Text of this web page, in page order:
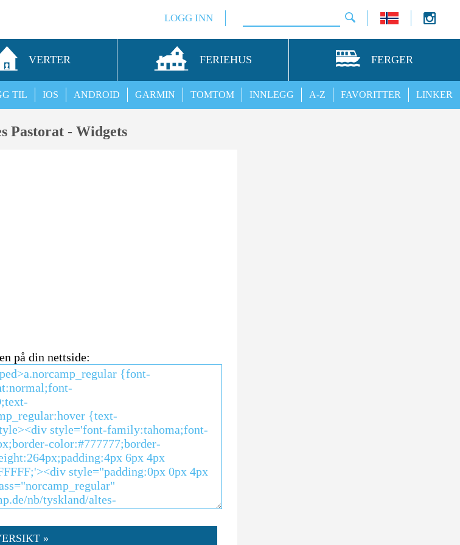
LOGG INN
VERTER FERIEHUS FERGER
LINKER
FAVORITTER
A-Z
INNLEGG
TOMTOM
GARMIN
ANDROID
IOS
TIL
Pastorat - Widgets
på din nettside:
»